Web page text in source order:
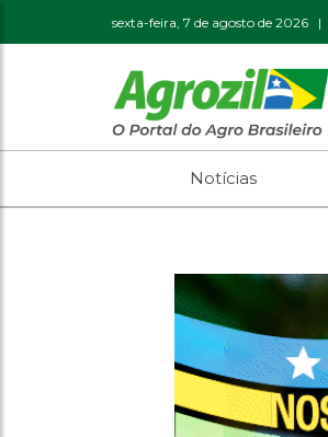
sexta-feira, 7 de agosto de 2026 |
Notícias